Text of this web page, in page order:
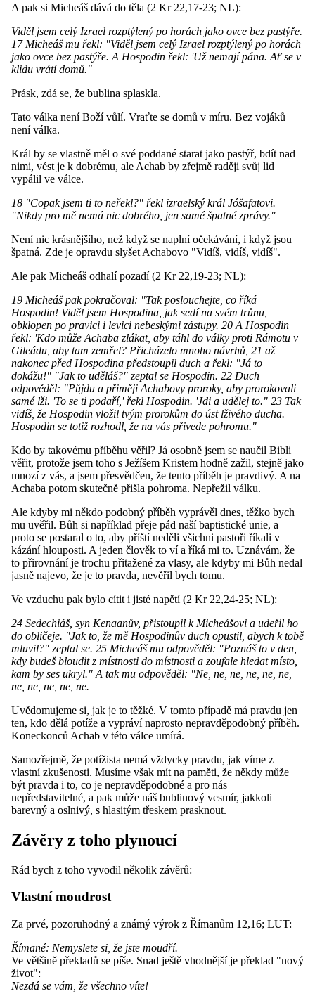
A pak si Micheáš dává do těla (2 Kr 22,17-23; NL):
Viděl jsem celý Izrael rozptýlený po horách jako ovce bez pastýře.
17 Micheáš mu řekl: "Viděl jsem celý Izrael rozptýlený po horách
jako ovce bez pastýře. A Hospodin řekl: 'Už nemají pána. Ať se v
klidu vrátí domů."
Prásk, zdá se, že bublina splaskla.
Tato válka není Boží vůlí. Vraťte se domů v míru. Bez vojáků
není válka.
Král by se vlastně měl o své poddané starat jako pastýř, bdít nad
nimi, vést je k dobrému, ale Achab by zřejmě raději svůj lid
vypálil ve válce.
18 "Copak jsem ti to neřekl?" řekl izraelský král Jóšafatovi.
"Nikdy pro mě nemá nic dobrého, jen samé špatné zprávy."
Není nic krásnějšího, než když se naplní očekávání, i když jsou
špatná. Zde je opravdu slyšet Achabovo "Vidíš, vidíš, vidíš".
Ale pak Micheáš odhalí pozadí (2 Kr 22,19-23; NL):
19 Micheáš pak pokračoval: "Tak poslouchejte, co říká
Hospodin! Viděl jsem Hospodina, jak sedí na svém trůnu,
obklopen po pravici i levici nebeskými zástupy. 20 A Hospodin
řekl: 'Kdo může Achaba zlákat, aby táhl do války proti Rámotu v
Gileádu, aby tam zemřel? Přicházelo mnoho návrhů, 21 až
nakonec před Hospodina předstoupil duch a řekl: "Já to
dokážu!" "Jak to uděláš?" zeptal se Hospodin. 22 Duch
odpověděl: "Půjdu a přiměji Achabovy proroky, aby prorokovali
samé lži. 'To se ti podaří,' řekl Hospodin. 'Jdi a udělej to." 23 Tak
vidíš, že Hospodin vložil tvým prorokům do úst lživého ducha.
Hospodin se totiž rozhodl, že na vás přivede pohromu."
Kdo by takovému příběhu věřil? Já osobně jsem se naučil Bibli
věřit, protože jsem toho s Ježíšem Kristem hodně zažil, stejně jako
mnozí z vás, a jsem přesvědčen, že tento příběh je pravdivý. A na
Achaba potom skutečně přišla pohroma. Nepřežil válku.
Ale kdyby mi někdo podobný příběh vyprávěl dnes, těžko bych
mu uvěřil. Bůh si například přeje pád naší baptistické unie, a
proto se postaral o to, aby příští neděli všichni pastoři říkali v
kázání hlouposti. A jeden člověk to ví a říká mi to. Uznávám, že
to přirovnání je trochu přitažené za vlasy, ale kdyby mi Bůh nedal
jasně najevo, že je to pravda, nevěřil bych tomu.
Ve vzduchu pak bylo cítit i jisté napětí (2 Kr 22,24-25; NL):
24 Sedechiáš, syn Kenaanův, přistoupil k Micheášovi a udeřil ho
do obličeje. "Jak to, že mě Hospodinův duch opustil, abych k tobě
mluvil?" zeptal se. 25 Micheáš mu odpověděl: "Poznáš to v den,
kdy budeš bloudit z místnosti do místnosti a zoufale hledat místo,
kam by ses ukryl." A tak mu odpověděl: "Ne, ne, ne, ne, ne, ne,
ne, ne, ne, ne, ne.
Uvědomujeme si, jak je to těžké. V tomto případě má pravdu jen
ten, kdo dělá potíže a vypráví naprosto nepravděpodobný příběh.
Koneckonců Achab v této válce umírá.
Samozřejmě, že potížista nemá vždycky pravdu, jak víme z
vlastní zkušenosti. Musíme však mít na paměti, že někdy může
být pravda i to, co je nepravděpodobné a pro nás
nepředstavitelné, a pak může náš bublinový vesmír, jakkoli
barevný a oslnivý, s hlasitým třeskem prasknout.
Závěry z toho plynoucí
Rád bych z toho vyvodil několik závěrů:
Vlastní moudrost
Za prvé, pozoruhodný a známý výrok z Římanům 12,16; LUT:
Římané: Nemyslete si, že jste moudří.
Ve většině překladů se píše. Snad ještě vhodnější je překlad "nový
život":
Nezdá se vám, že všechno víte!